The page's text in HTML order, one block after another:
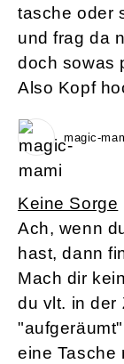
tasche oder
und frag da
doch sowas
Also Kopf
magic-
Keine Sorge
Ach, wenn
hast, dann
Mach dir
du vlt. in der
eine Tasche